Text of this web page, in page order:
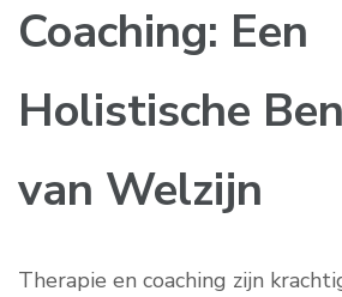
Coaching: Een
Holistische
van Welzijn
Therapie en coaching zijn